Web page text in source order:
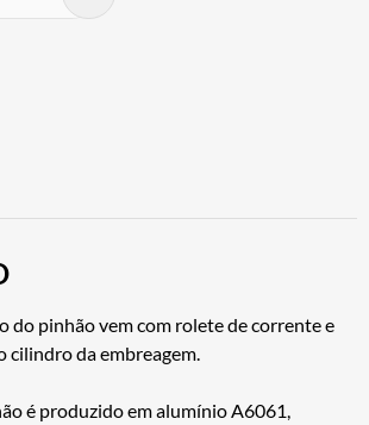
do pinhão vem com rolete de corrente e
da embreagem.
é produzido em alumínio A6061,